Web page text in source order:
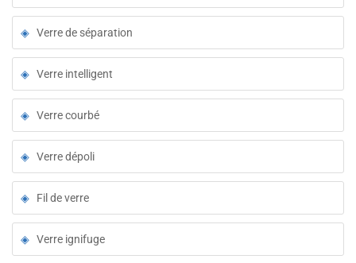
Verre de séparation
Verre intelligent
Verre courbé
Verre dépoli
Fil de verre
Verre ignifuge